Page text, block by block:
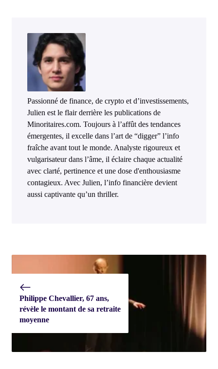
Passionné de finance, de crypto et d’investissements,
Julien est le flair derrière les publications de
Minoritaires.com. Toujours à l’affût des tendances
émergentes, il excelle dans l’art de “digger” l’info
fraîche avant tout le monde. Analyste rigoureux et
vulgarisateur dans l’âme, il éclaire chaque actualité
avec clarté, pertinence et une dose d'enthousiasme
contagieux. Avec Julien, l’info financière devient
aussi captivante qu’un thriller.
Philippe Chevallier, 67 ans,
révèle le montant de sa retraite
moyenne